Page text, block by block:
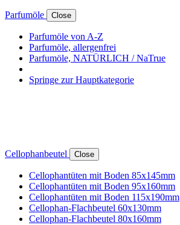
Parfumöle Close
Parfumöle von A-Z
Parfumöle, allergenfrei
Parfumöle, NATÜRLICH / NaTrue
Springe zur Hauptkategorie
Cellophanbeutel Close
Cellophantüten mit Boden 85x145mm
Cellophantüten mit Boden 95x160mm
Cellophantüten mit Boden 115x190mm
Cellophan-Flachbeutel 60x130mm
Cellophan-Flachbeutel 80x160mm